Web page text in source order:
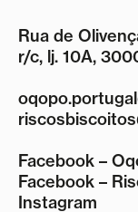
Rua de
r/c, lj. 10A,
Facebook –
Facebook –
Instagram